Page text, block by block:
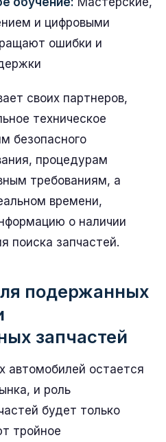
и цифровыми
ошибки и
своих партнеров,
техническое
безопасного
процедурам
требованиям, а
времени,
о наличии
поиска запчастей.
подержанных
запчастей
автомобилей остается
и роль
будет только
тройное